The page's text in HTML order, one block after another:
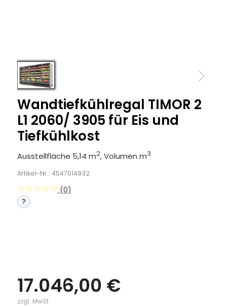
Wandtiefkühlregal TIMOR 2
L1 2060/ 3905 für Eis und
Tiefkühlkost
Ausstellfläche 5,14 m2, Volumen m3
Artikel-Nr.: 4547014932
(0)
?
17.046,00 €
zzgl. MwSt